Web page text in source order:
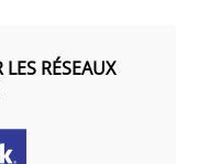
RÉSEAUX